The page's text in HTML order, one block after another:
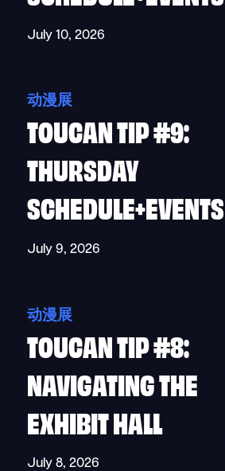
July 10, 2026
动漫展
TOUCAN TIP #9:
THURSDAY
SCHEDULE+EVENTS
July 9, 2026
动漫展
TOUCAN TIP #8:
NAVIGATING THE
EXHIBIT HALL
July 8, 2026